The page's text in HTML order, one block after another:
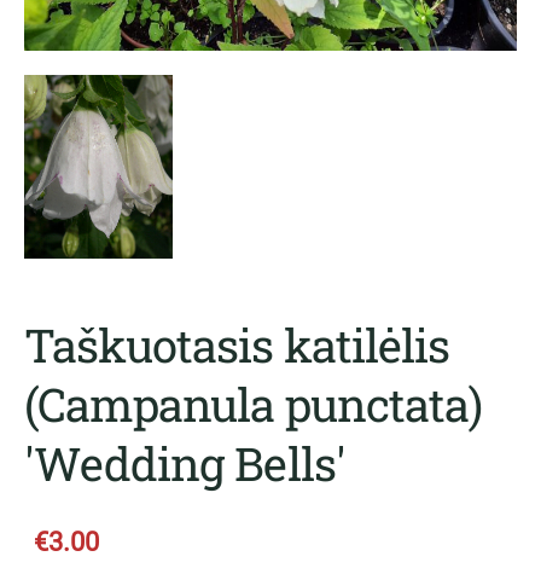
Taškuotasis katilėlis
(Campanula punctata)
'Wedding Bells'
€3.00